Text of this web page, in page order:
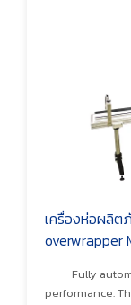
เครื่องห่อผลิ
overwrapper
Fully
performance.